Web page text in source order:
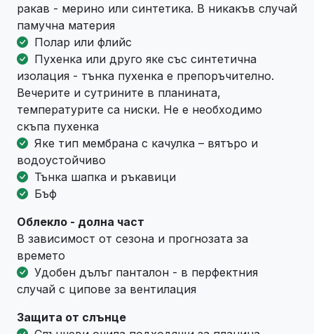
ракав - мерино или синтетика. В никакъв случай
памучна материя
Полар или флийс
Пухенка или друго яке със синтетична
изолация - тънка пухенка е препоръчително.
Вечерите и сутрините в планината,
температурите са ниски. Не е необходимо
скъпа пухенка
Яке тип мембрана с качулка – вятъро и
водоустойчиво
Тънка шапка и ръкавици
Бъф
Облекло - долна част
В зависимост от сезона и прогнозата за
времето
Удобен дълъг панталон - в перфектния
случай с ципове за вентилация
Защита от слънце